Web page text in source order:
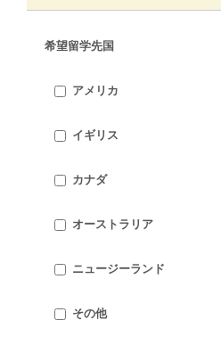
希望留学先国
アメリカ
イギリス
カナダ
オーストラリア
ニュージーランド
その他